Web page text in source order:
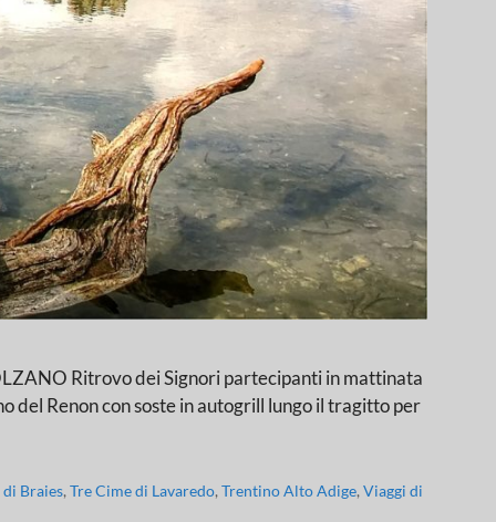
Ritrovo dei Signori partecipanti in mattinata
del Renon con soste in autogrill lungo il tragitto per
di Braies,Tre Cime di Lavaredo,Trentino Alto Adige,Viaggi di